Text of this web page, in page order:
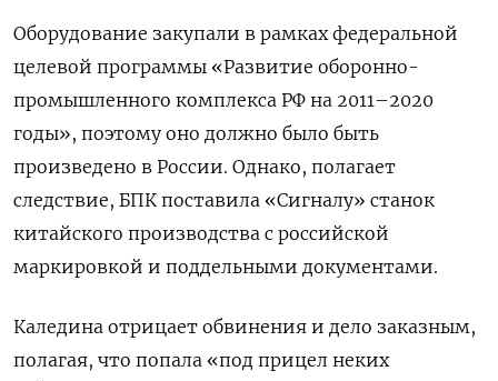
Оборудование закупали в рамках федеральной
целевой программы «Развитие оборонно-
промышленного комплекса РФ на 2011–2020
годы», поэтому оно должно было быть
произведено в России. Однако, полагает
следствие, БПК поставила «Сигналу» станок
китайского производства с российской
маркировкой и поддельными документами.
Каледина отрицает обвинения и дело заказным,
полагая, что попала «под прицел неких